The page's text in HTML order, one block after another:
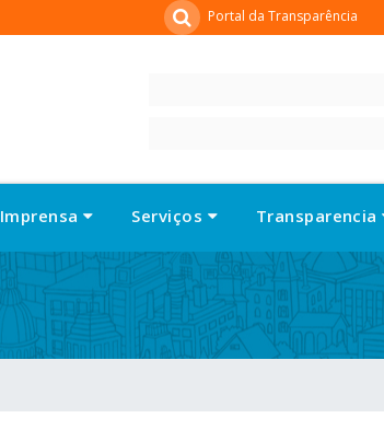
Portal da Transparência
Imprensa Serviços Transparencia